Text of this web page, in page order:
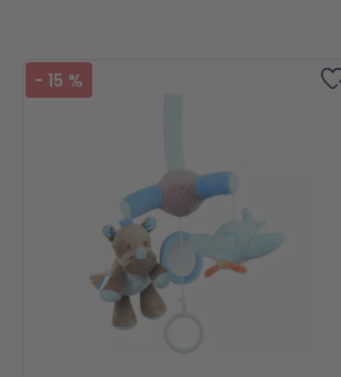
Wunschliste hinzufügen
-15 %